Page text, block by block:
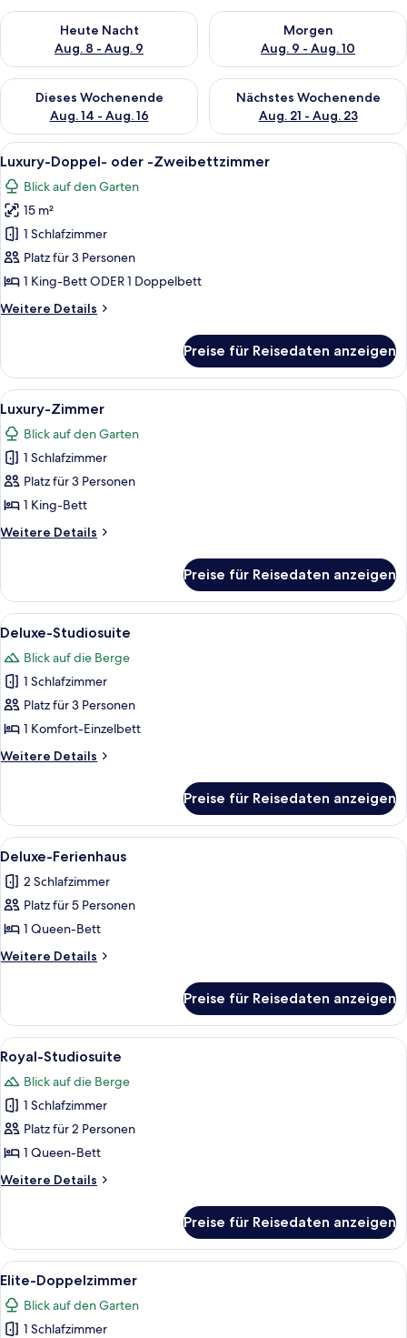
Heute Nacht
Aug. 8 - Aug. 9
Überprüfe die Verfügbarkeit für heute Nacht, Aug. 8 - Aug. 9.
Morgen
Aug. 9 - Aug. 10
Überprüfe die Verfügbarkeit
Dieses Wochenende
Aug. 14 - Aug. 16
Überprüfe die Verfügbarkeit für dieses Wochenende, Aug. 14
Nächstes Wochenende
Aug. 21 - Aug. 23
Überprüfe die Verfügbarkeit
Alle
Fotos
für
Luxury-
Doppel-
oder
-
anzeigen
Ein Hotelzimmer mit einem großen
23
Luxury-Doppel- oder -Zweibettzimmer
Blick auf den Garten
15 m²
1 Schlafzimmer
Platz für 3 Personen
1 King-Bett ODER 1 Doppelbett
Weitere Details
Weitere
Doppel-
oder
-
Zweibettzimmer
Preise für Reisedaten anzeigen
Alle
Fotos
für
Luxury-
Zimmer
anzeigen
Ein Hotelzimmer mit einem großen
11
Luxury-Zimmer
Blick auf den Garten
1 Schlafzimmer
Platz für 3 Personen
1 King-Bett
Weitere Details
Weitere
Zimmer
Preise für Reisedaten anzeigen
Alle
Fotos
für
Deluxe-
Studiosuite
anzeigen
Ein Hotelzimmer mit Bett, Sofa,
12
Deluxe-Studiosuite
Blick auf die Berge
1 Schlafzimmer
Platz für 3 Personen
1 Komfort-Einzelbett
Weitere Details
Weitere
Studiosuite
Preise für Reisedaten anzeigen
Alle
Fotos
für
Deluxe-
Ferienhaus
anzeigen
Ein Schlafzimmer mit einem großen
23
Deluxe-Ferienhaus
2 Schlafzimmer
Platz für 5 Personen
1 Queen-Bett
Weitere Details
Weitere
Ferienhaus
Preise für Reisedaten anzeigen
Alle
Fotos
für
Royal-
Studiosuite
anzeigen
Ein Hotelzimmer mit zwei Betten,
13
Royal-Studiosuite
Blick auf die Berge
1 Schlafzimmer
Platz für 2 Personen
1 Queen-Bett
Weitere Details
Weitere
Studiosuite
Preise für Reisedaten anzeigen
Alle
Fotos
für
Elite-
Ein geräumiges Hotelzimmer mit
11
Elite-Doppelzimmer
Blick auf den Garten
1 Schlafzimmer